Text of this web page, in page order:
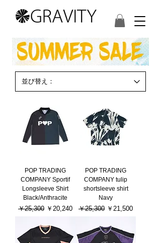
POP TRADING
COMPANY Sportif
Longsleeve Shirt
Black/Anthracite
通常価格
￥25,300 セール価格
￥20,240
POP TRADING
COMPANY tulip
shortsleeve shirt
Navy
通常価格
￥25,300 セール価格
￥21,500